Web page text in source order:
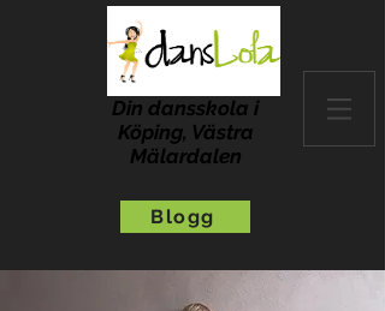
Din dansskola i
Köping, Västra
Mälardalen
Blogg